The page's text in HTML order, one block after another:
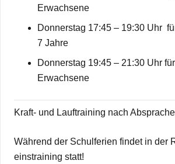
Erwachsene
Don­ners­tag 17:45 – 19:30 Uhr
7 Jahre
Don­ners­tag 19:45 – 21:30 Uhr
Erwachsene
Kraft- und Lauf­trai­ning nach Absprache
Wäh­rend der Schul­fe­rien fin­det in der
eins­trai­ning statt!